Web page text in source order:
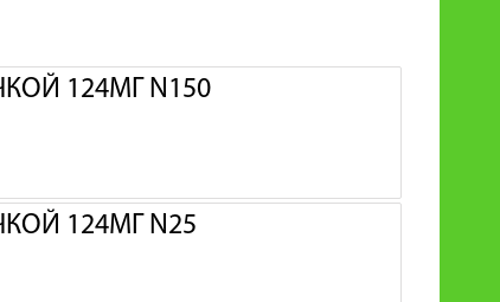
124МГ N150
124МГ N25